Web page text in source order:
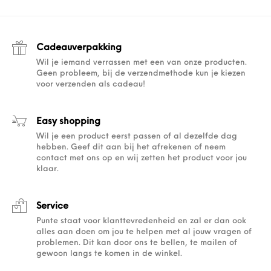
Cadeauverpakking
Wil je iemand verrassen met een van onze producten.
Geen probleem, bij de verzendmethode kun je kiezen
voor verzenden als cadeau!
Easy shopping
Wil je een product eerst passen of al dezelfde dag
hebben. Geef dit aan bij het afrekenen of neem
contact met ons op en wij zetten het product voor jou
klaar.
Service
Punte staat voor klanttevredenheid en zal er dan ook
alles aan doen om jou te helpen met al jouw vragen of
problemen. Dit kan door ons te bellen, te mailen of
gewoon langs te komen in de winkel.